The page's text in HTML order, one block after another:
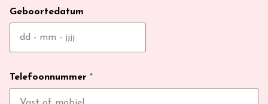
Geboortedatum
Telefoonnummer *